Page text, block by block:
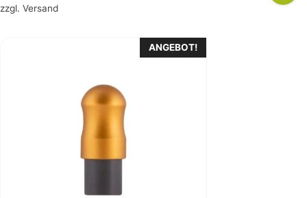
zzgl. Versand
ANGEBOT!